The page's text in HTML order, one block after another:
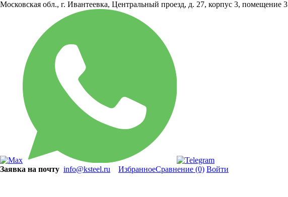
Московская обл., г. Ивантеевка, Центральный проезд, д. 27, корпус 3, помещение 3
Заявка на почту info@ksteel.ru ИзбранноеСравнение (0) Войти